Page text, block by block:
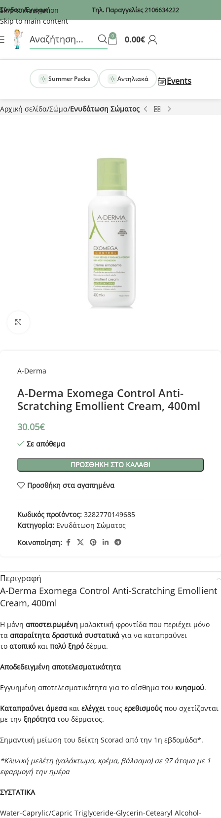
Recaptcha
Skip to navigation
Skip to main content
Σύνδεση/Εγγραφή Τηλ. Παραγγελίες2106634222
0 0.00€
Summer Packs Αντηλιακά Events
Αρχική σελίδα Σώμα Ενυδάτωση Σώματος
A-Derma
A-Derma Exomega Control Anti-
Scratching Emollient Cream, 400ml
30.05€
Σε απόθεμα
ΠΡΟΣΘΉΚΗ ΣΤΟ ΚΑΛΆΘΙ
Προσθήκη στα αγαπημένα
Κωδικός προϊόντος: 3282770149685
Κατηγορία: Ενυδάτωση Σώματος
Κοινοποίηση:
Περιγραφή
A-Derma Exomega Control Anti-Scratching Emollient
Cream, 400ml
Η μόνη αποστειρωμένη μαλακτική φροντίδα που περιέχει μόνο
τα απαραίτητα δραστικά συστατικά για να καταπραΰνει
το ατοπικό και πολύ ξηρόδέρμα.
Αποδεδειγμένη αποτελεσματικότητα
Εγγυημένη αποτελεσματικότητα για το αίσθημα του κνησμού.
Καταπραΰνει άμεσα και ελέγχει τους ερεθισμούς που σχετίζονται
με την ξηρότητα του δέρματος.
Σημαντική μείωση του δείκτη Scorad από την 1η εβδομάδα*.
*Κλινική μελέτη (γαλάκτωμα, κρέμα, βάλσαμο) σε 97 άτομα με 1
εφαρμογή την ημέρα
ΣΥΣΤΑΤΙΚΑ
Water-Caprylic/Capric Triglyceride-Glycerin-Cetearyl Alcohol-